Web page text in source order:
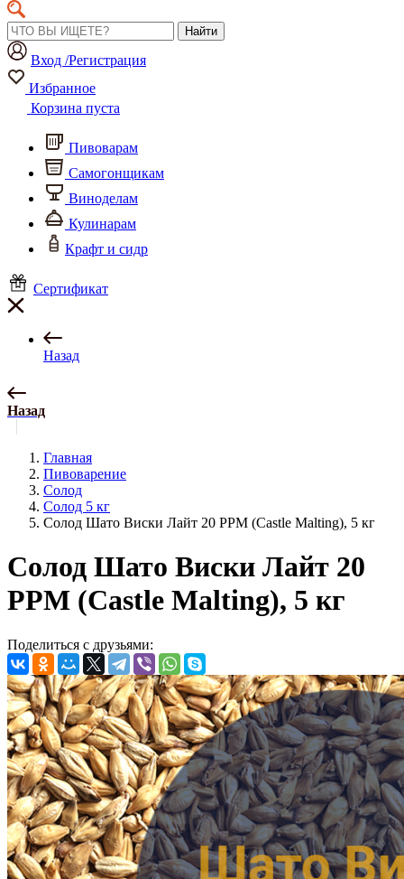
Найти
Вход /Регистрация
Избранное
Корзина пуста
Пивоварам
Самогонщикам
Виноделам
Кулинарам
Крафт и сидр
Сертификат
Назад
Назад
Главная
Пивоварение
Солод
Солод 5 кг
Солод Шато Виски Лайт 20 PPM (Castle Malting), 5 кг
Солод Шато Виски Лайт 20
PPM (Castle Malting), 5 кг
Поделиться с друзьями: